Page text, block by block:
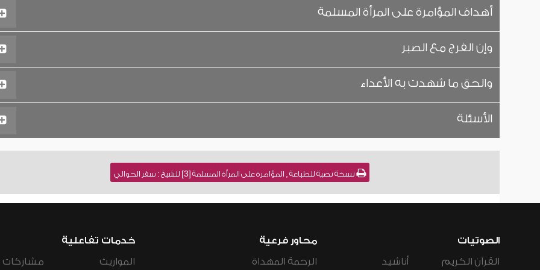
أهداف المؤامرة على المرأة المسلمة
وإن الفرج مع الصبر
والحق ما شهدت به الأعداء
الأسئلة
نسخة نصية للطباعة , المؤامرة على المرأة المسلمة [3] للشيخ : سفر الحوالي
الصوتيات
القرآن الكريم
أناشيد
محاور فرعية
الرحمة المهداة
خدمات تفاعلية
المواريث
مشاركات